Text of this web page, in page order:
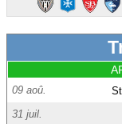
09 aoû.
31 juil.